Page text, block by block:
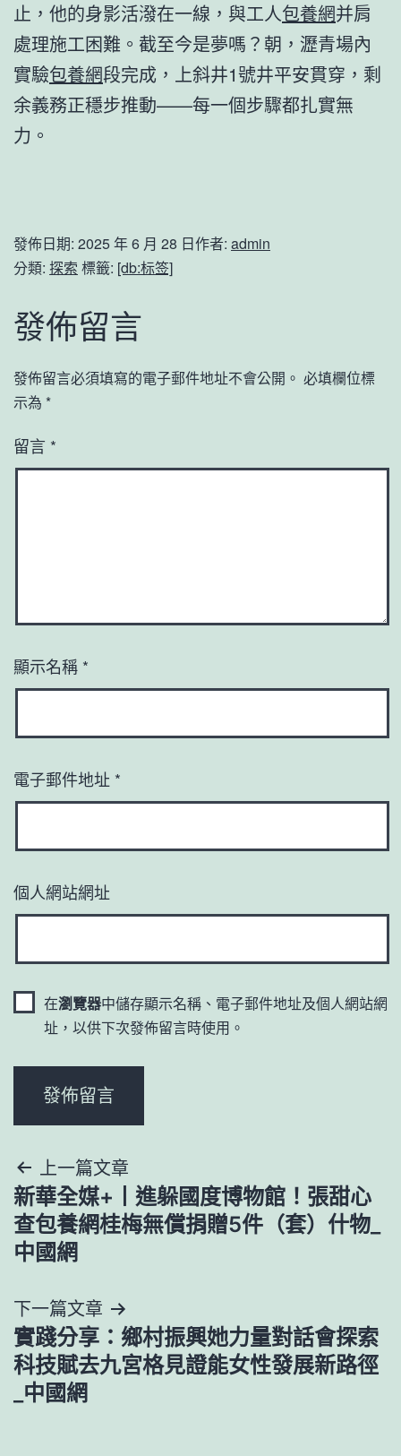
止，他的身影活潑在一線，與工人包養網并肩
處理施工困難。截至今是夢嗎？朝，瀝青場內
實驗包養網段完成，上斜井1號井平安貫穿，剩
余義務正穩步推動——每一個步驟都扎實無
力。
發佈日期: 2025 年 6 月 28 日作者: admin
分類: 探索 標籤: [db:标签]
發佈留言
發佈留言必須填寫的電子郵件地址不會公開。 必填欄位標
示為 *
留言 *
顯示名稱 *
電子郵件地址 *
個人網站網址
在瀏覽器中儲存顯示名稱、電子郵件地址及個人網站網
址，以供下次發佈留言時使用。
文
章
導
覽
上一篇文章
新華全媒+丨進躲國度博物館！張甜心
查包養網桂梅無償捐贈5件（套）什物_
中國網
下一篇文章
實踐分享：鄉村振興她力量對話會探索
科技賦去九宮格見證能女性發展新路徑
_中國網